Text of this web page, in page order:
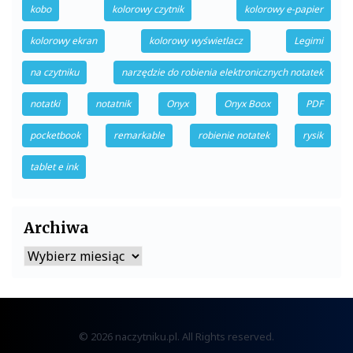
kobo kolorowy czytnik kolorowy e-papier
kolorowy ekran kolorowy wyświetlacz Legimi
na czytniku narzędzie do robienia elektronicznych notatek
notatki notatnik Onyx Onyx Boox PDF
pocketbook remarkable robienie notatek rysik
tablet e ink
Archiwa
Archiwa
© 2026 naczytniku.pl. All Rights reserved.